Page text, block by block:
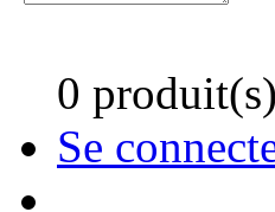
0 produit(s)
Se